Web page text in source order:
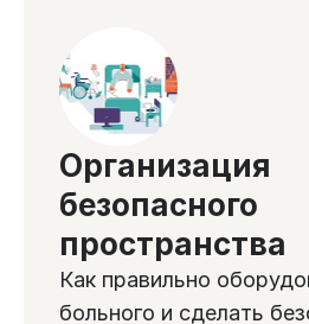
Организация
безопасного
пространства
Как правильно
больного и сделать